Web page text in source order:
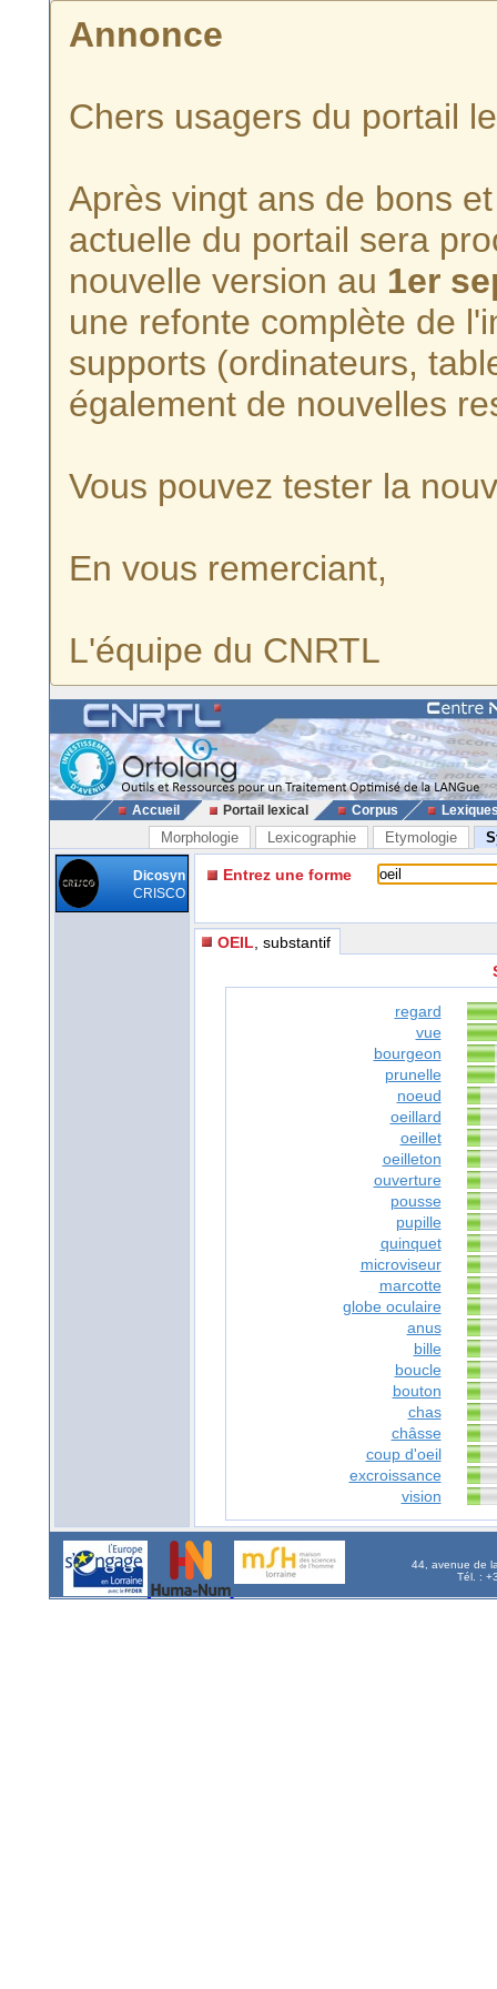
Annonce
Chers usagers du portail
Après vingt ans de bons
actuelle du portail sera
nouvelle version au 1er
une refonte complète de
supports (ordinateurs,
également de nouvelles
Vous pouvez tester la
En vous remerciant,
L'équipe du CNRTL
Accueil Portail lexical Corpus
Morphologie Lexicographie Etymologie
Dicosyn
CRISCO
Entrez une forme
OEIL , substantif
regard
vue
bourgeon
prunelle
noeud
oeillard
oeillet
oeilleton
ouverture
pousse
pupille
quinquet
microviseur
marcotte
globe oculaire
anus
bille
boucle
bouton
chas
châsse
coup d'oeil
excroissance
vision
44, avenue de
Tél. :